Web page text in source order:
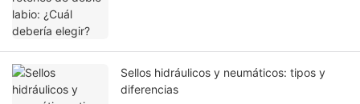
Sellos hidráulicos y neumáticos: tipos y
diferencias